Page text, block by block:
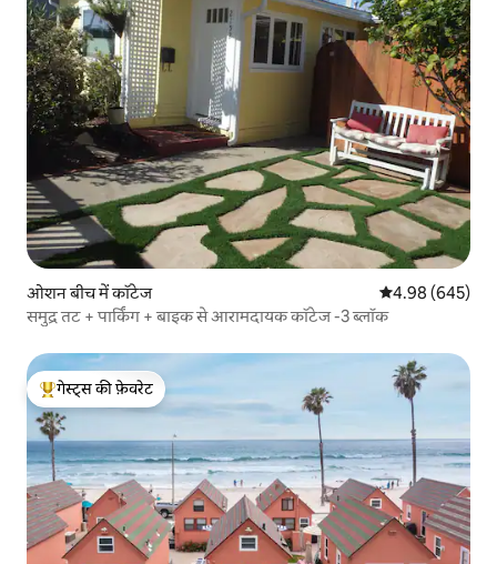
ओशन बीच में कॉटेज औसत रेटिंग 5 में से
4.98 (645)
समुद्र तट + पार्किंग + बाइक से आरामदायक कॉटेज -3 ब्लॉक
गेस्ट्स का टॉप फ़ेवरेट
गेस्ट्स की फ़ेवरेट